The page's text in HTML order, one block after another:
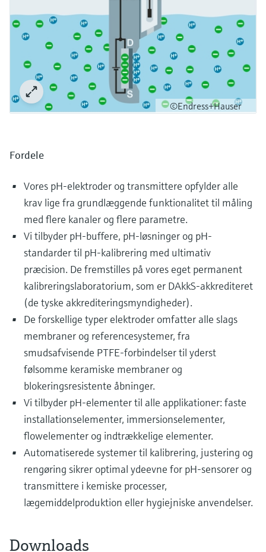
©Endress+Hauser
Fordele
Vores pH-elektroder og transmittere opfylder alle
krav lige fra grundlæggende funktionalitet til måling
med flere kanaler og flere parametre.
Vi tilbyder pH-buffere, pH-løsninger og pH-
standarder til pH-kalibrering med ultimativ
præcision. De fremstilles på vores eget permanent
kalibreringslaboratorium, som er DAkkS-akkrediteret
(de tyske akkrediteringsmyndigheder).
De forskellige typer elektroder omfatter alle slags
membraner og referencesystemer, fra
smudsafvisende PTFE-forbindelser til yderst
følsomme keramiske membraner og
blokeringsresistente åbninger.
Vi tilbyder pH-elementer til alle applikationer: faste
installationselementer, immersionselementer,
flowelementer og indtrækkelige elementer.
Automatiserede systemer til kalibrering, justering og
rengøring sikrer optimal ydeevne for pH-sensorer og
transmittere i kemiske processer,
lægemiddelproduktion eller hygiejniske anvendelser.
Downloads